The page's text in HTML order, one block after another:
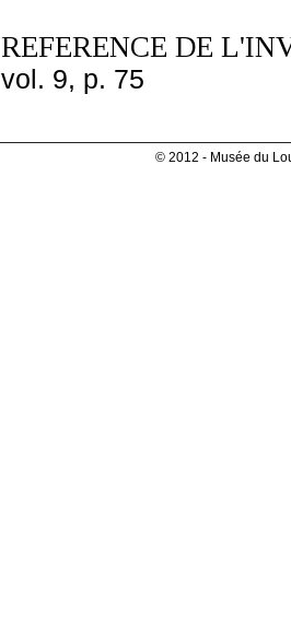
REFERENCE DE
vol. 9, p. 75
© 2012 - Musée du